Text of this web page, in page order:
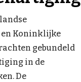
en Koninklijke
gebundeld
in de
De